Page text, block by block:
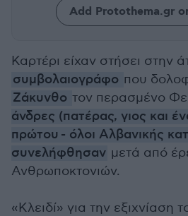
Add Protothema.gr
Καρτέρι είχαν στήσει στην
συμβολαιογράφο που
Ζάκυνθο τον περασμένο
άνδρες (πατέρας, γιος και
πρώτου - όλοι Αλβανικής
συνελήφθησαν μετά από
Ανθρωποκτονιών.
«Κλειδί» για την εξιχνίαση